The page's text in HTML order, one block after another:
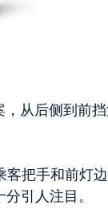
，从后侧到前
客把手和前灯边
引人注目。